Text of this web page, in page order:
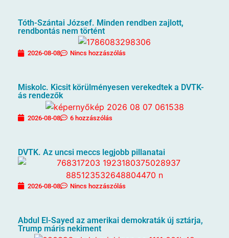
Tóth-Szántai József. Minden rendben zajlott,
rendbontás nem történt
2026-08-08 Nincs hozzászólás
Miskolc. Kicsit körülményesen verekedtek a DVTK-
ás rendezők
2026-08-08 6 hozzászólás
DVTK. Az uncsi meccs legjobb pillanatai
2026-08-08 Nincs hozzászólás
Abdul El-Sayed az amerikai demokraták új sztárja,
Trump máris nekiment